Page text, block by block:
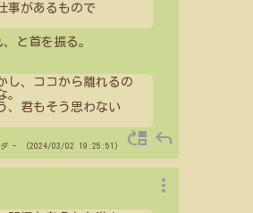
事があるもので
と首を振る。
し、ココから離れるの
。
、君もそう思わない
- （2024/03/02 19:25:51） move_up reply
more_vert